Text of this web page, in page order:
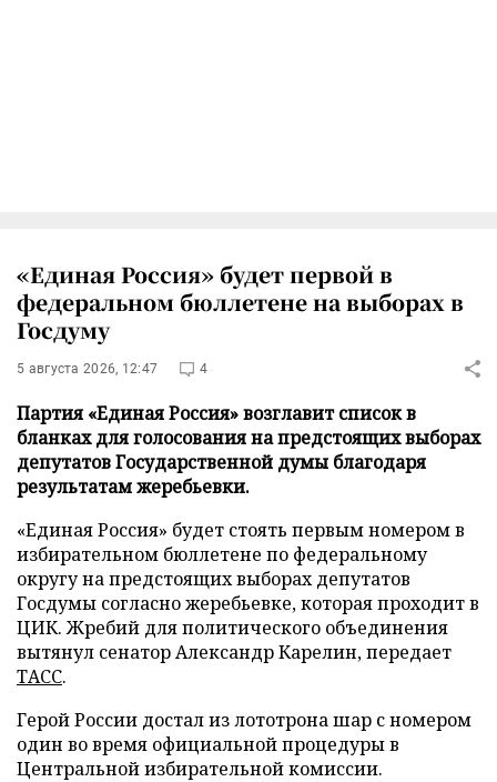
«Единая Россия» будет первой в
федеральном бюллетене на выборах в
Госдуму
5 августа 2026, 12:47 4
Партия «Единая Россия» возглавит список в
бланках для голосования на предстоящих выборах
депутатов Государственной думы благодаря
результатам жеребьевки.
«Единая Россия» будет стоять первым номером в
избирательном бюллетене по федеральному
округу на предстоящих выборах депутатов
Госдумы согласно жеребьевке, которая проходит в
ЦИК. Жребий для политического объединения
вытянул сенатор Александр Карелин, передает
ТАСС.
Герой России достал из лототрона шар с номером
один во время официальной процедуры в
Центральной избирательной комиссии.